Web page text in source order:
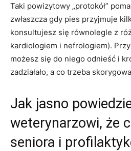
Taki powizytowy „protokół”
zwłaszcza gdy pies przyjmuje
konsultujesz się równolegle z
kardiologiem i nefrologiem).
możesz się do niego odnieść i
zadziałało, a co trzeba
Jak jasno
weterynarzowi, że
seniora i